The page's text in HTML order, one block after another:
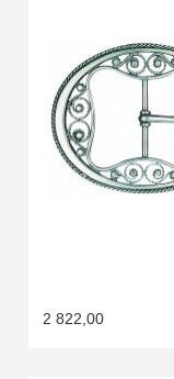
2 822,00